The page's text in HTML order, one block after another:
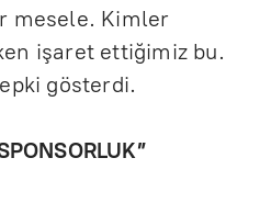
mesele. Kimler
işaret ettiğimiz bu.
gösterdi.